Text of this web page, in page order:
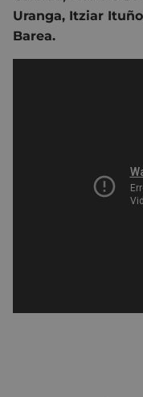
Uranga, Itziar Ituño
Barea.